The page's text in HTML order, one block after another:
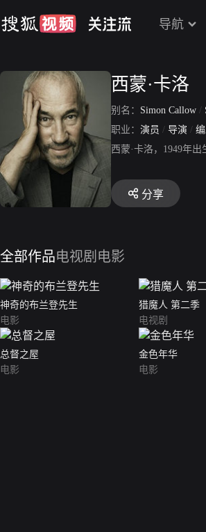
导航
西蒙·卡洛
别名： Simon Callow /
职业： 演员 / 导演 / 编
西蒙·卡洛，1949年
分享
全部作品电视剧 电影
神奇的布兰登先生
电影
猎魔人 第二季
电视剧
总督之屋
电影
金色年华
电影